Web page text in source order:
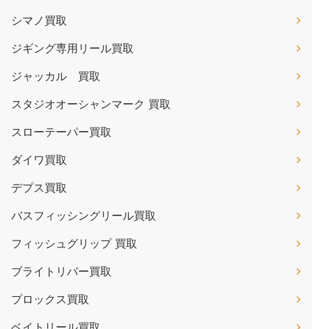
シマノ買取
ジギング専用リール買取
ジャッカル 買取
スタジオオーシャンマーク 買取
スローテーパー買取
ダイワ買取
デプス買取
バスフィッシングリール買取
フィッシュグリップ 買取
ブライトリバー買取
プロックス買取